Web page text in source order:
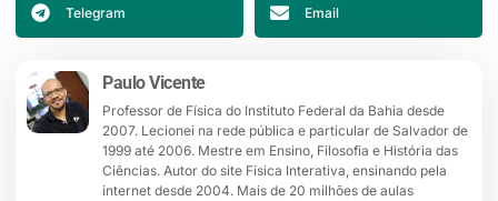
Telegram Email
Paulo Vicente
Professor de Física do Instituto Federal da Bahia desde
2007. Lecionei na rede pública e particular de Salvador de
1999 até 2006. Mestre em Ensino, Filosofia e História das
Ciências. Autor do site Física Interativa, ensinando pela
internet desde 2004. Mais de 20 milhões de aulas